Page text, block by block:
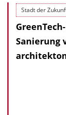
Stadt der
Sanierung